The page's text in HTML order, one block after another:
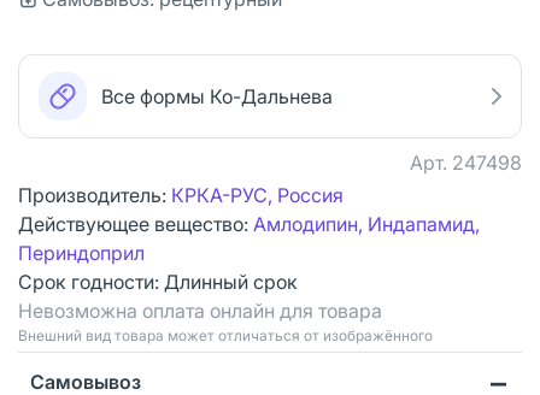
Все формы Ко-Дальнева
Арт. 247498
Производитель: КРКА-РУС, Россия
Действующее вещество: Амлодипин, Индапамид,
Периндоприл
Срок годности: Длинный срок
Невозможна оплата онлайн для товара
Bнешний вид товара может отличаться от изображённого
Самовывоз